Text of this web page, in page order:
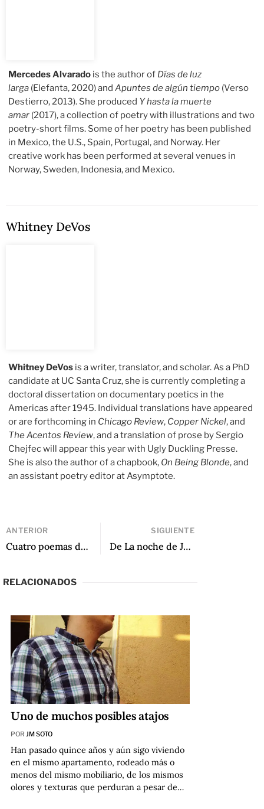
Mercedes Alvarado is the author of Días de luz
larga (Elefanta, 2020) andApuntes de algún tiempo (Verso
Destierro, 2013). She produced Y hasta la muerte
amar (2017), a collection of poetry with illustrations and two
poetry-short films. Some of her poetry has been published
in Mexico, the U.S., Spain, Portugal, and Norway. Her
creative work has been performed at several venues in
Norway, Sweden, Indonesia, and Mexico.
Whitney DeVos
Whitney DeVos is a writer, translator, and scholar. As a PhD
candidate at UC Santa Cruz, she is currently completing a
doctoral dissertation on documentary poetics in the
Americas after 1945. Individual translations have appeared
or are forthcoming in Chicago Review, Copper Nickel, and
The Acentos Review, and a translation of prose by Sergio
Chejfec will appear this year with Ugly Duckling Presse.
She is also the author of a chapbook, On Being Blonde, and
an assistant poetry editor at Asymptote.
ANTERIOR
Cuatro poemas de Venado tuerto de Ernesto González Barnert
SIGUIENTE
De La noche de Jaime Saenz
RELACIONADOS
Uno de muchos posibles atajos
POR JM SOTO
Han pasado quince años y aún sigo viviendo
en el mismo apartamento, rodeado más o
menos del mismo mobiliario, de los mismos
olores y texturas que perduran a pesar de…